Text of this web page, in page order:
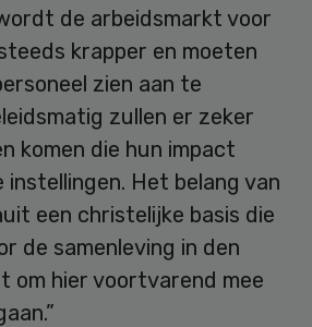
de arbeidsmarkt voor
krapper en moeten
zien aan te
zullen er zeker
komen die hun impact
instellingen. Het belang van
een christelijke basis die
de samenleving in den
om hier voortvarend mee